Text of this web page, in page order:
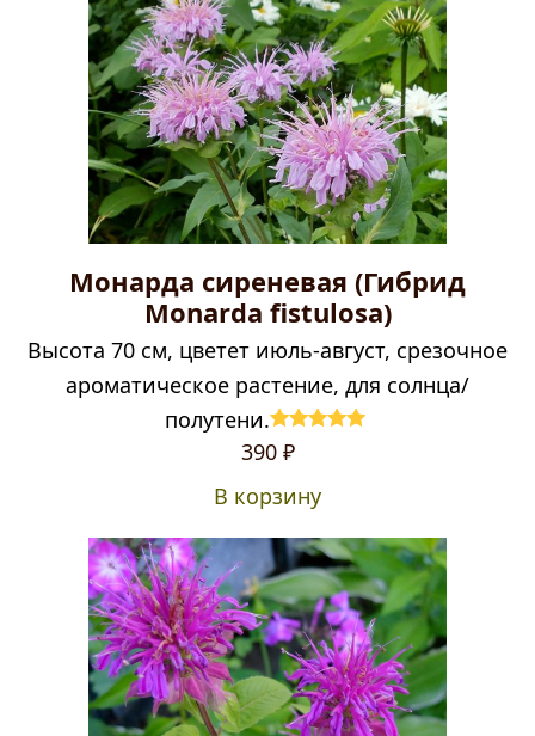
Монарда сиреневая (Гибрид
Monarda fistulosa)
Высота 70 см, цветет июль-август, срезочное
ароматическое растение, для солнца/
полутени.
Оценка
390 ₽
В корзину